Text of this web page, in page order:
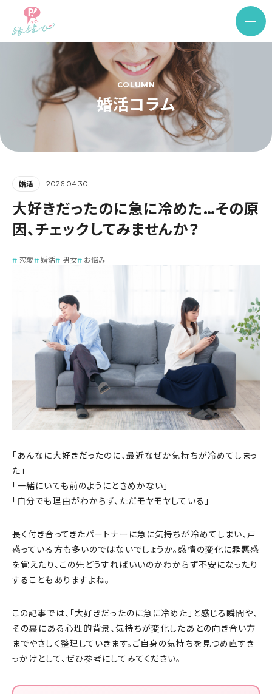
COLUMN
婚活コラム
婚活 2026.04.30
大好きだったのに急に冷めた…その原
因、チェックしてみませんか？
恋愛 婚活 男女 お悩み
「あんなに大好きだったのに、最近なぜか気持ちが冷めてしまっ
た」
「一緒にいても前のようにときめかない」
「自分でも理由がわからず、ただモヤモヤしている」
長く付き合ってきたパートナーに急に気持ちが冷めてしまい、戸
惑っている方も多いのではないでしょうか。感情の変化に罪悪感
を覚えたり、この先どうすればいいのかわからず不安になったり
することもありますよね。
この記事では、「大好きだったのに急に冷めた」と感じる瞬間や、
その裏にある心理的背景、気持ちが変化したあとの向き合い方
までやさしく整理していきます。ご自身の気持ちを見つめ直すき
っかけとして、ぜひ参考にしてみてください。